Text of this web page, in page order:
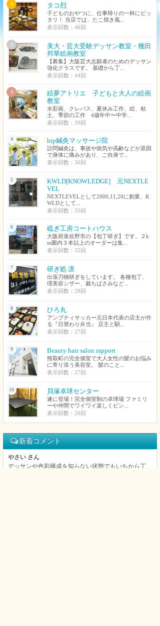
1 タコ烈
子どものおやつに、仕事帰りの一杯にピッ
タリ！ 当店では、たこ焼き風...
表示回数：46回
2
美大・芸大受験デッサン教室・幾田
邦華絵画教室
【募集】大阪芸大志願者のためのデッサン
強化クラスです。 基礎から丁...
表示回数：44回
3
絵夢アトリエ 子どもと大人の絵画
教室
水彩画、クレパス、夏休み工作、絵、粘
土、季節の工作 4歳年中〜中学...
表示回数：39回
4 hip鍼灸マッサージ院
訪問鍼灸は、事故や病気や高齢などが原因
で身体に痛みがあり、ご自身で...
表示回数：36回
5
KWLD[KNOWLEDGE] 元NEXTLE
VEL
NEXTLEVELとして2000,11,20に創業、K
WLDとして...
表示回数：35回
6 砥ぎ工房コートハウス
大阪府泉佐野市の【包丁研ぎ】です。２k
m圏内３本以上のオーダーは集...
表示回数：32回
7 研ぎ処 凛
出張刃物研ぎをしています。 各種包丁、
理美容シザー、裁ちばさみなど...
表示回数：28回
8 ひろ丸
アンプティサッカー元日本代表の店主が作
る『日替わり弁当』 店主と馴...
表示回数：27回
9 Beauty hair salon rapport
熊取町の完全個室で大人女性の髪のお悩み
に寄り添う美容室。 髪のこと...
表示回数：27回
10 貝塚卓球センター
遂に登場！完全個室制の卓球場 ファミリ
ーや仲間でワイワイ楽しくピン...
表示回数：26回
新着コメント
やさい さん
デッサンや色彩構成を知らない状態でもいちから丁